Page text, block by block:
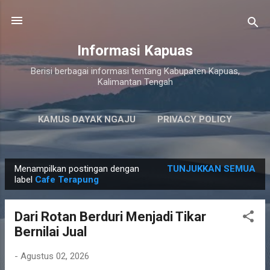
Informasi Kapuas
Berisi berbagai informasi tentang Kabupaten Kapuas,
Kalimantan Tengah
KAMUS DAYAK NGAJU PRIVACY POLICY
LAINNYA…
o
Menampilkan postingan dengan
label Cafe Terapung
TUNJUKKAN SEMUA
Dari Rotan Berduri Menjadi Tikar
Bernilai Jual
- Agustus 02, 2026